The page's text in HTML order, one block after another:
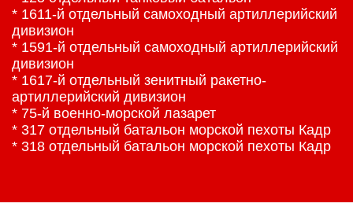
* 1611-й отдельный самоходный артиллерийский
дивизион
* 1591-й отдельный самоходный артиллерийский
дивизион
* 1617-й отдельный зенитный ракетно-
артиллерийский дивизион
* 75-й военно-морской лазарет
* 317 отдельный батальон морской пехоты Кадр
* 318 отдельный батальон морской пехоты Кадр